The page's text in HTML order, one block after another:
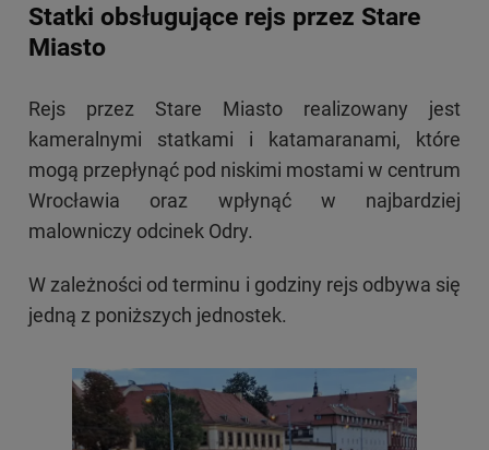
Statki obsługujące rejs przez Stare
Miasto
Rejs przez Stare Miasto realizowany jest
kameralnymi statkami i katamaranami, które
mogą przepłynąć pod niskimi mostami w centrum
Wrocławia oraz wpłynąć w najbardziej
malowniczy odcinek Odry.
W zależności od terminu i godziny rejs odbywa się
jedną z poniższych jednostek.